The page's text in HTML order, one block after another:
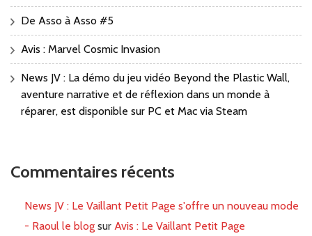
De Asso à Asso #5
Avis : Marvel Cosmic Invasion
News JV : La démo du jeu vidéo Beyond the Plastic Wall,
aventure narrative et de réflexion dans un monde à
réparer, est disponible sur PC et Mac via Steam
Commentaires récents
News JV : Le Vaillant Petit Page s'offre un nouveau mode
- Raoul le blog sur Avis : Le Vaillant Petit Page